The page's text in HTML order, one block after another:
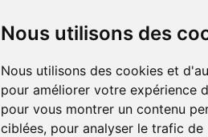
Nous utilisons des
Nous utilisons des cookies et d'autres technologies de suivi
pour améliorer votre expérience
pour vous montrer un contenu
ciblées, pour analyser le trafic